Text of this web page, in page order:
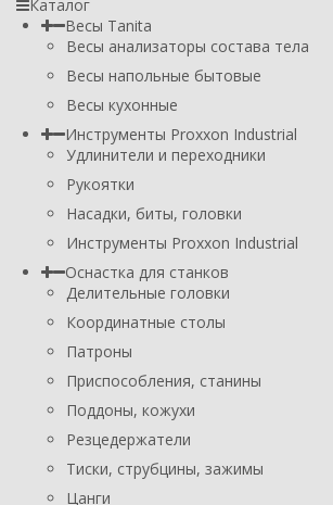
Каталог
Весы Tanita
Весы анализаторы состава тела
Весы напольные бытовые
Весы кухонные
Инструменты Proxxon Industrial
Удлинители и переходники
Рукоятки
Насадки, биты, головки
Инструменты Proxxon Industrial
Оснастка для станков
Делительные головки
Координатные столы
Патроны
Приспособления, станины
Поддоны, кожухи
Резцедержатели
Тиски, струбцины, зажимы
Цанги